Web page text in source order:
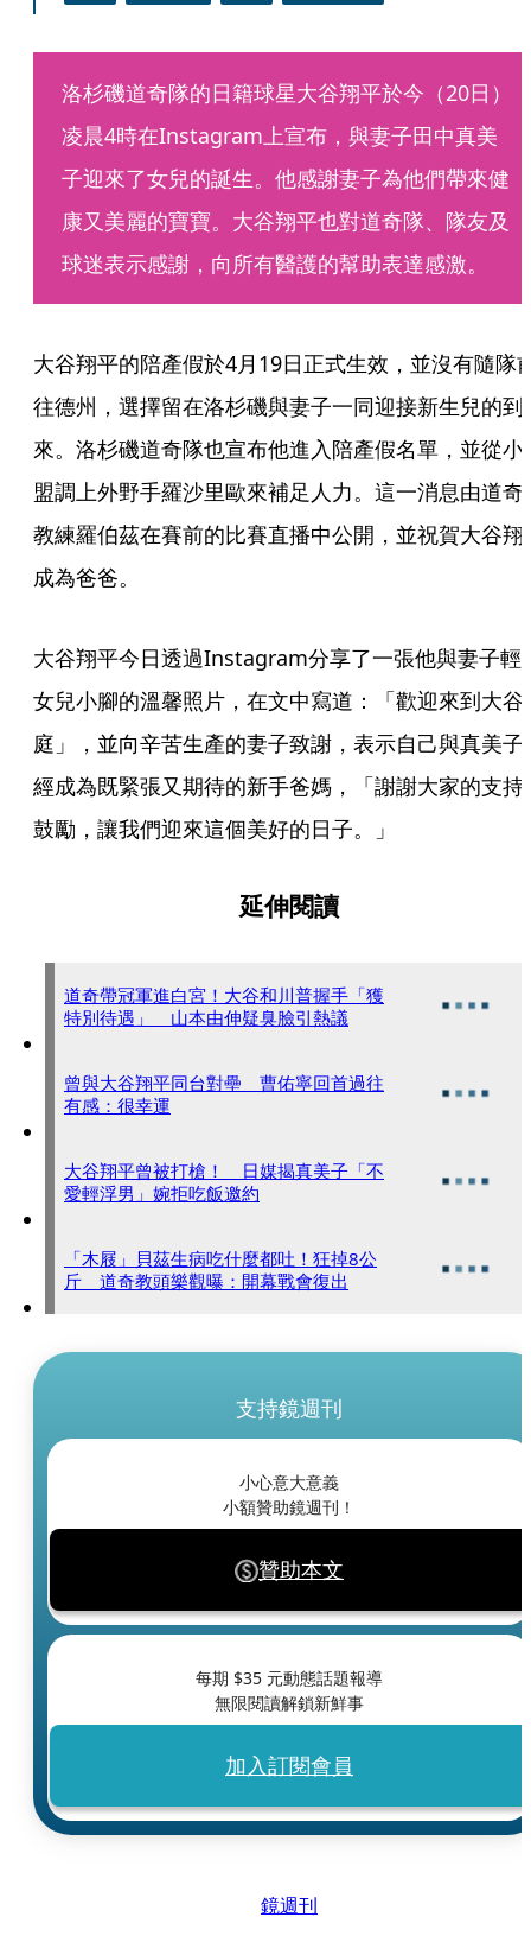
洛杉磯道奇隊的日籍球星大谷翔平於今（20日）
凌晨4時在Instagram上宣布，與妻子田中真美
子迎來了女兒的誕生。他感謝妻子為他們帶來健
康又美麗的寶寶。大谷翔平也對道奇隊、隊友及
球迷表示感謝，向所有醫護的幫助表達感激。
大谷翔平的陪產假於4月19日正式生效，並沒有隨隊
往德州，選擇留在洛杉磯與妻子一同迎接新生兒的到
來。洛杉磯道奇隊也宣布他進入陪產假名單，並從小
盟調上外野手羅沙里歐來補足人力。這一消息由道奇
教練羅伯茲在賽前的比賽直播中公開，並祝賀大谷翔
成為爸爸。
大谷翔平今日透過Instagram分享了一張他與妻子輕
女兒小腳的溫馨照片，在文中寫道：「歡迎來到大谷
庭」，並向辛苦生產的妻子致謝，表示自己與真美子
經成為既緊張又期待的新手爸媽，「謝謝大家的支持
鼓勵，讓我們迎來這個美好的日子。」
延伸閱讀
道奇帶冠軍進白宮！大谷和川普握手「獲
特別待遇」 山本由伸疑臭臉引熱議
曾與大谷翔平同台對壘 曹佑寧回首過往
有感：很幸運
大谷翔平曾被打槍！ 日媒揭真美子「不
愛輕浮男」婉拒吃飯邀約
「木屐」貝茲生病吃什麼都吐！狂掉8公
斤 道奇教頭樂觀曝：開幕戰會復出
支持鏡週刊
小心意大意義
小額贊助鏡週刊！
贊助本文
每期 $35 元動態話題報導
無限閱讀解鎖新鮮事
加入訂閱會員
鏡週刊